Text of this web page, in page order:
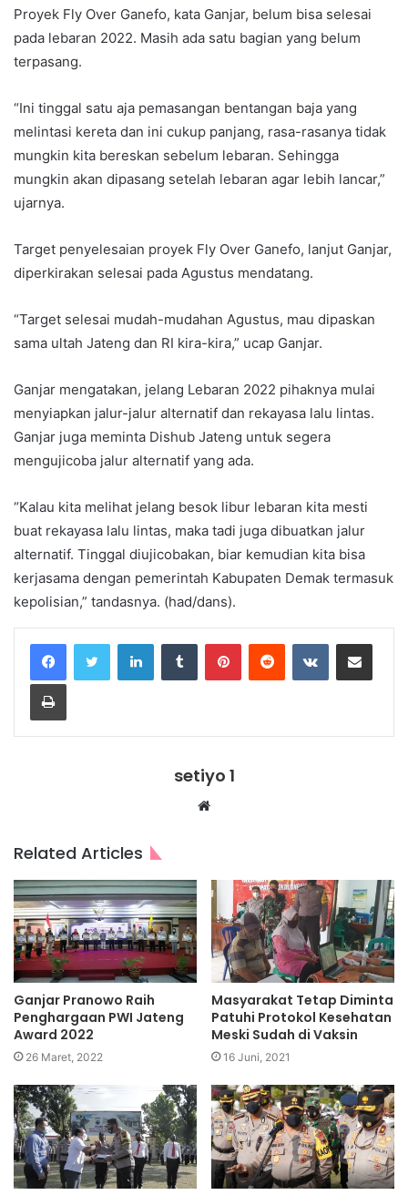
Proyek Fly Over Ganefo, kata Ganjar, belum bisa selesai
pada lebaran 2022. Masih ada satu bagian yang belum
terpasang.
“Ini tinggal satu aja pemasangan bentangan baja yang
melintasi kereta dan ini cukup panjang, rasa-rasanya tidak
mungkin kita bereskan sebelum lebaran. Sehingga
mungkin akan dipasang setelah lebaran agar lebih lancar,”
ujarnya.
Target penyelesaian proyek Fly Over Ganefo, lanjut Ganjar,
diperkirakan selesai pada Agustus mendatang.
“Target selesai mudah-mudahan Agustus, mau dipaskan
sama ultah Jateng dan RI kira-kira,” ucap Ganjar.
Ganjar mengatakan, jelang Lebaran 2022 pihaknya mulai
menyiapkan jalur-jalur alternatif dan rekayasa lalu lintas.
Ganjar juga meminta Dishub Jateng untuk segera
mengujicoba jalur alternatif yang ada.
“Kalau kita melihat jelang besok libur lebaran kita mesti
buat rekayasa lalu lintas, maka tadi juga dibuatkan jalur
alternatif. Tinggal diujicobakan, biar kemudian kita bisa
kerjasama dengan pemerintah Kabupaten Demak termasuk
kepolisian,” tandasnya. (had/dans).
LinkedInTumblr PinterestReddit VKontakteShare via Email
Print
setiyo 1
Website
Related Articles
Ganjar Pranowo Raih
Penghargaan PWI Jateng
Award 2022
26 Maret, 2022
Masyarakat Tetap Diminta
Patuhi Protokol Kesehatan
Meski Sudah di Vaksin
16 Juni, 2021